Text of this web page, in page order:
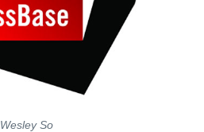
Wesley So